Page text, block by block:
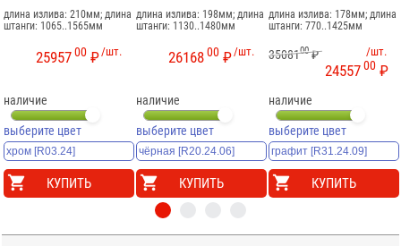
длина излива: 210мм; длина
штанги: 1065..1565мм
/шт.
2595700 ₽
наличие
выберите цвет
КУПИТЬ
длина излива: 198мм; длина
штанги: 1130..1480мм
/шт.
2616800 ₽
наличие
выберите цвет
КУПИТЬ
длина излива: 178мм; длина
штанги: 770..1425мм
3508100₽ /шт.
2455700 ₽
наличие
выберите цвет
КУПИТЬ